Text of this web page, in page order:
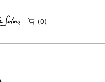
0
ÉV HIGH-END